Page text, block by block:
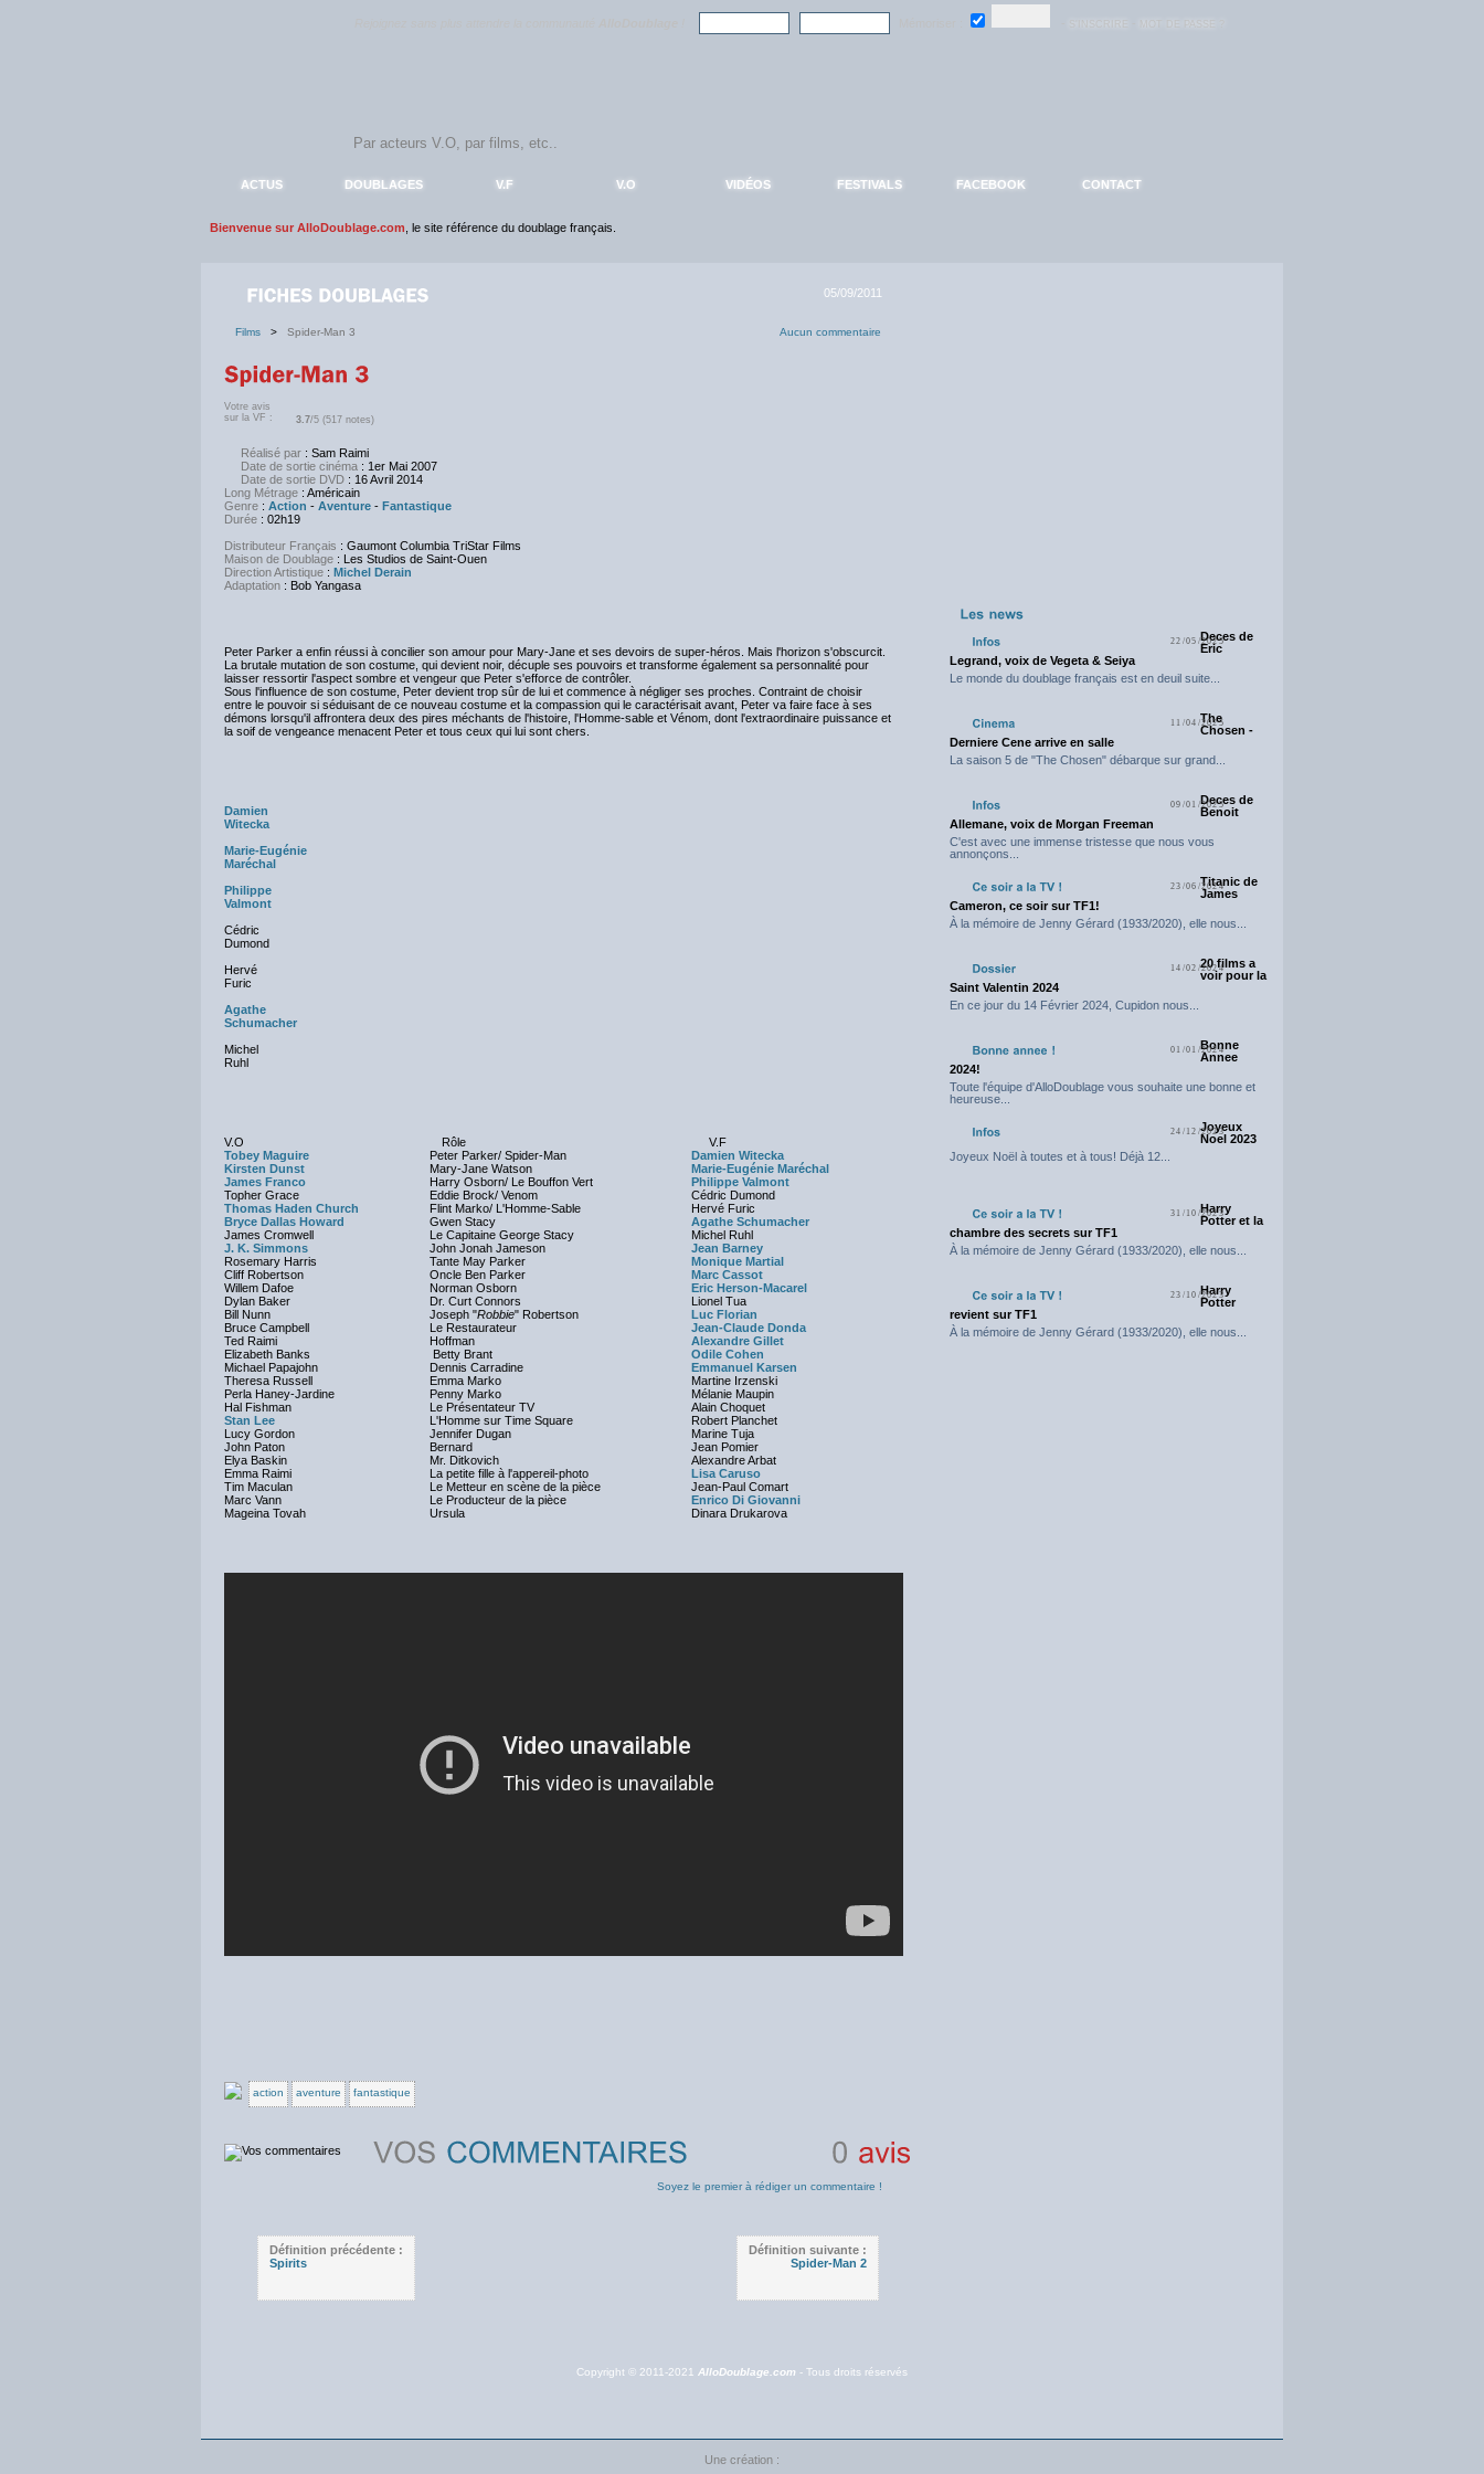
ACTUS DOUBLAGES V.F V.O VIDÉOS FESTIVALS FACEBOOK CONTACT
Bienvenue sur AlloDoublage.com , le site référence du doublage français.
05/09/2011
Films > Spider-Man 3 Aucun commentaire
Votre avis
sur la VF :
3.7/5 (517 notes)
Réalisé par : Sam Raimi
Date de sortie cinéma : 1er Mai 2007
Date de sortie DVD : 16 Avril 2014
Long Métrage : Américain
Genre : Action - Aventure - Fantastique
Durée : 02h19
Distributeur Français : Gaumont Columbia TriStar Films
Maison de Doublage : Les Studios de Saint-Ouen
Direction Artistique : Michel Derain
Adaptation : Bob Yangasa
Peter Parker a enfin réussi à concilier son amour pour Mary-Jane et ses devoirs de super-héros. Mais l'horizon s'obscurcit.
La brutale mutation de son costume, qui devient noir, décuple ses pouvoirs et transforme également sa personnalité pour
laisser ressortir l'aspect sombre et vengeur que Peter s'efforce de contrôler.
Sous l'influence de son costume, Peter devient trop sûr de lui et commence à négliger ses proches. Contraint de choisir
entre le pouvoir si séduisant de ce nouveau costume et la compassion qui le caractérisait avant, Peter va faire face à ses
démons lorsqu'il affrontera deux des pires méchants de l'histoire, l'Homme-sable et Vénom, dont l'extraordinaire puissance et
la soif de vengeance menacent Peter et tous ceux qui lui sont chers.
Damien
Witecka
Marie-Eugénie
Maréchal
Philippe
Valmont
Cédric
Dumond
Hervé
Furic
Agathe
Schumacher
Michel
Ruhl
V.O Rôle
V.F
Tobey Maguire
Peter Parker/ Spider-Man
Damien Witecka
Kirsten Dunst
Mary-Jane Watson
Marie-Eugénie Maréchal
James Franco
Harry Osborn/ Le Bouffon Vert
Philippe Valmont
Topher Grace
Eddie Brock/ Venom
Cédric Dumond
Thomas Haden Church
Flint Marko/ L'Homme-Sable
Hervé Furic
Bryce Dallas Howard
Gwen Stacy
Agathe Schumacher
James Cromwell
Le Capitaine George Stacy
Michel Ruhl
J. K. Simmons
John Jonah Jameson
Jean Barney
Rosemary Harris
Tante May Parker
Monique Martial
Cliff Robertson
Oncle Ben Parker
Marc Cassot
Willem Dafoe
Norman Osborn
Eric Herson-Macarel
Dylan Baker
Dr. Curt Connors
Lionel Tua
Bill Nunn
Joseph "Robbie" Robertson
Luc Florian
Bruce Campbell
Le Restaurateur
Jean-Claude Donda
Ted Raimi
Hoffman
Alexandre Gillet
Elizabeth Banks
Betty Brant
Odile Cohen
Michael Papajohn
Dennis Carradine
Emmanuel Karsen
Theresa Russell
Emma Marko
Martine Irzenski
Perla Haney-Jardine
Penny Marko
Mélanie Maupin
Hal Fishman
Le Présentateur TV
Alain Choquet
Stan Lee
L'Homme sur Time Square
Robert Planchet
Lucy Gordon
Jennifer Dugan
Marine Tuja
John Paton
Bernard
Jean Pomier
Elya Baskin
Mr. Ditkovich
Alexandre Arbat
Emma Raimi
La petite fille à l'appereil-photo
Lisa Caruso
Tim Maculan
Le Metteur en scène de la pièce
Jean-Paul Comart
Marc Vann
Le Producteur de la pièce
Enrico Di Giovanni
Mageina Tovah
Ursula Dinara Drukarova
action aventure fantastique
Soyez le premier à rédiger un commentaire !
Définition précédente :
Spirits
Définition suivante :
Spider-Man 2
22/05/2025Deces de
Eric
Legrand, voix de Vegeta & Seiya
Le monde du doublage français est en deuil suite...
11/04/2025
The
Chosen -
Derniere Cene arrive en salle
La saison 5 de "The Chosen" débarque sur grand...
09/01/2025Deces de
Benoit
Allemane, voix de Morgan Freeman
C'est avec une immense tristesse que nous vous
annonçons...
23/06/2024Titanic de
James
Cameron, ce soir sur TF1!
À la mémoire de Jenny Gérard (1933/2020), elle nous...
14/02/202420 films a
voir pour la
Saint Valentin 2024
En ce jour du 14 Février 2024, Cupidon nous...
01/01/2024
Bonne
Annee
2024!
Toute l'équipe d'AlloDoublage vous souhaite une bonne et
heureuse...
24/12/2023
Joyeux
Noel 2023
Joyeux Noël à toutes et à tous! Déjà 12...
31/10/2023
Harry
Potter et la
chambre des secrets sur TF1
À la mémoire de Jenny Gérard (1933/2020), elle nous...
23/10/2023
Harry
Potter
revient sur TF1
À la mémoire de Jenny Gérard (1933/2020), elle nous...
Copyright © 2011-2021 AlloDoublage.com - Tous droits réservés
Une création :